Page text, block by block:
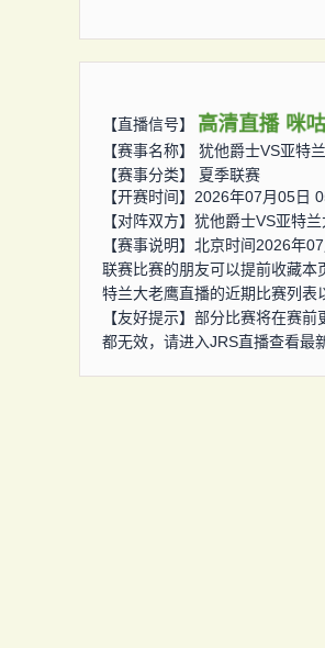
【直播信号】 高清直播 咪
【赛事名称】 犹他爵士VS亚特
【赛事分类】 夏季联赛
【开赛时间】2026年07月05日
【对阵双方】 犹他爵士VS亚特
【赛事说明】北京时间2026年
联赛比赛的朋友可以提前收藏本
特兰大老鹰直播的近期比赛列表
【友好提示】部分比赛将在赛
都无效，请进入JRS直播查看最